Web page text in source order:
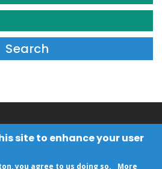
site to enhance your user
you agree to us doing so. More